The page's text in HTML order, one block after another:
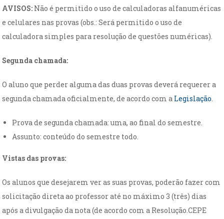
AVISOS: Não é permitido o uso de calculadoras alfanuméricas
e celulares nas provas (obs.: Será permitido o uso de
calculadora simples para resolução de questões numéricas).
Segunda chamada:
O aluno que perder alguma das duas provas deverá requerer a
segunda chamada oficialmente, de acordo com a Legislação.
Prova de segunda chamada: uma, ao final do semestre.
Assunto: conteúdo do semestre todo.
Vistas das provas:
Os alunos que desejarem ver as suas provas, poderão fazer com
solicitação direta ao professor até no máximo 3 (três) dias
após a divulgação da nota (de acordo com a Resolução.CEPE